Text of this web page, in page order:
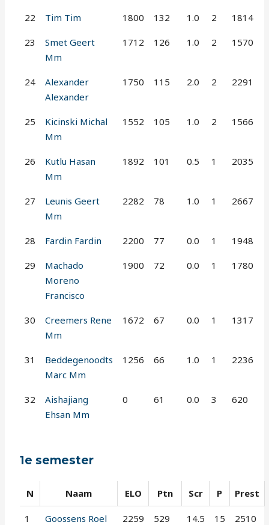
22 Tim Tim 1800 132 1.0 2 1814
23
Smet Geert
Mm
1712 126 1.0 2 1570
24
Alexander
Alexander
1750 115 2.0 2 2291
25
Kicinski Michal
Mm
1552 105 1.0 2 1566
26
Kutlu Hasan
Mm
1892 101 0.5 1 2035
27
Leunis Geert
Mm
2282 78 1.0 1 2667
28 Fardin Fardin 2200 77 0.0 1 1948
29
Machado
Moreno
Francisco
1900 72 0.0 1 1780
30
Creemers Rene
Mm
1672 67 0.0 1 1317
31
Beddegenoodts
Marc Mm
1256 66 1.0 1 2236
32
Aishajiang
Ehsan Mm
0 61 0.0 3 620
1e semester
N Naam ELO Ptn Scr P Prest
1
Goossens Roel
2259 529 14.5 15 2510